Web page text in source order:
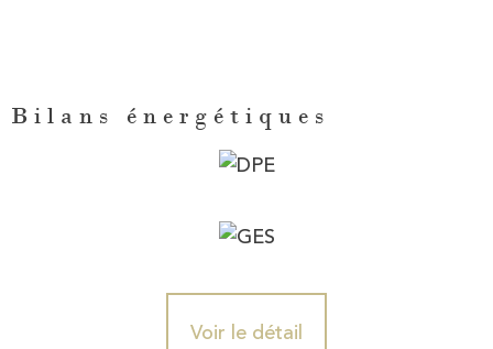
Bilans énergétiques
Voir le détail